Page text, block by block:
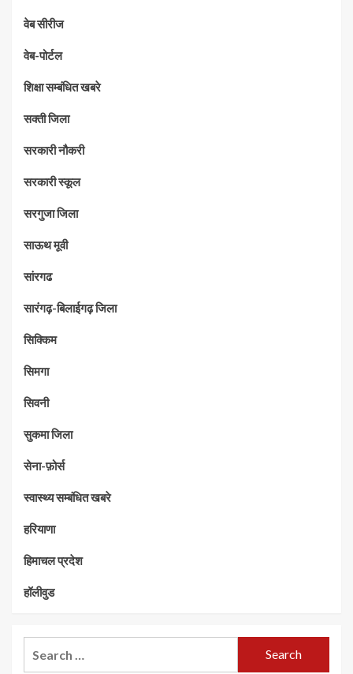
वेब सीरीज
वेब-पोर्टल
शिक्षा सम्बंधित खबरे
सक्ती जिला
सरकारी नौकरी
सरकारी स्कूल
सरगुजा जिला
साऊथ मूवी
सांरगढ
सारंगढ़-बिलाईगढ़ जिला
सिक्किम
सिमगा
सिवनी
सुकमा जिला
सेना-फ़ोर्स
स्वास्थ्य सम्बंधित खबरे
हरियाणा
हिमाचल प्रदेश
हॉलीवुड